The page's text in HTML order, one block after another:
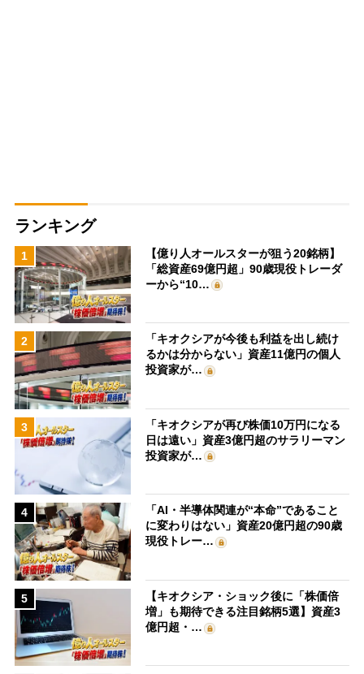
ランキング
1
【億り人オールスターが狙う20銘柄】
「総資産69億円超」90歳現役トレーダ
ーから“10…
2
「キオクシアが今後も利益を出し続け
るかは分からない」資産11億円の個人
投資家が…
3
「キオクシアが再び株価10万円になる
日は遠い」資産3億円超のサラリーマン
投資家が…
4
「AI・半導体関連が“本命”であること
に変わりはない」資産20億円超の90歳
現役トレー…
5
【キオクシア・ショック後に「株価倍
増」も期待できる注目銘柄5選】資産3
億円超・…